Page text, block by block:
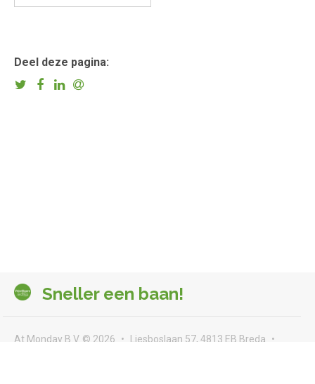
Deel deze pagina:
Sneller een baan!
At Monday B.V. © 2026
Liesboslaan 57, 4813 EB Breda